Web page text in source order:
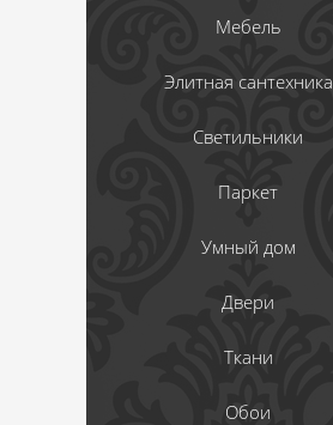
Мебель
Элитная сантехника
Светильники
Паркет
Умный дом
Двери
Ткани
Обои